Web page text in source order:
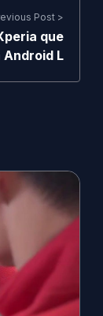
Post >
que
L